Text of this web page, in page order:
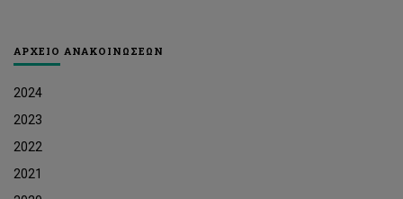
ΑΡΧΕΙΟ ΑΝΑΚΟΙΝΩΣΕΩΝ
2024
2023
2022
2021